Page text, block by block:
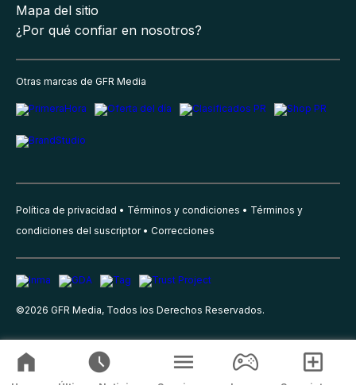
Mapa del sitio
¿Por qué confiar en nosotros?
Otras marcas de GFR Media
Política de privacidad Términos y condiciones
Términos y
condiciones del suscriptor
Correcciones
©2026 GFR Media, Todos los Derechos Reservados.